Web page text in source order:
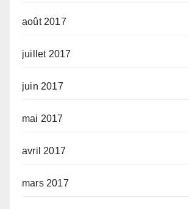
août 2017
juillet 2017
juin 2017
mai 2017
avril 2017
mars 2017